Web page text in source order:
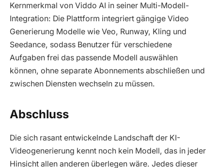
Kernmerkmal von Viddo AI in seiner Multi-Modell-
Integration: Die Plattform integriert gängige Video
Generierung Modelle wie Veo, Runway, Kling und
Seedance, sodass Benutzer für verschiedene
Aufgaben frei das passende Modell auswählen
können, ohne separate Abonnements abschließen und
zwischen Diensten wechseln zu müssen.
Abschluss
Die sich rasant entwickelnde Landschaft der KI-
Videogenerierung kennt noch kein Modell, das in jeder
Hinsicht allen anderen überlegen wäre. Jedes dieser